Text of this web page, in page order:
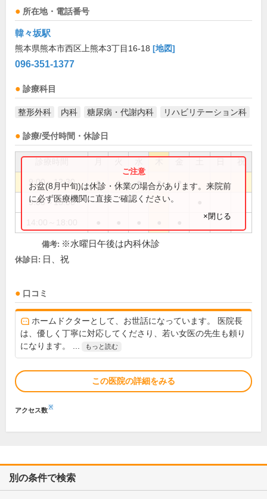
所在地・電話番号
韓々坂駅
熊本県熊本市西区上熊本3丁目16-18 [地図]
096-351-1377
診療科目
整形外科 内科 糖尿病・代謝内科 リハビリテーション科
診療/受付時間・休診日
祝
9:00～12:30 ● ● ● ● ●
9:00～13:00
お盆(8月中旬)は休診・休業の場合があります。来院前
に必ず医療機関に直接ご確認ください。
×閉じる
備考: ※水曜日午後は内科休診
休診日: 日、祝
口コミ
ホームドクターとして、お世話になっています。 医院長
は、優しく丁寧に対応してくださり、若い女医の先生も頼り
になります。 ...
もっと読む
この医院の詳細をみる
アクセス数※
別の条件で検索